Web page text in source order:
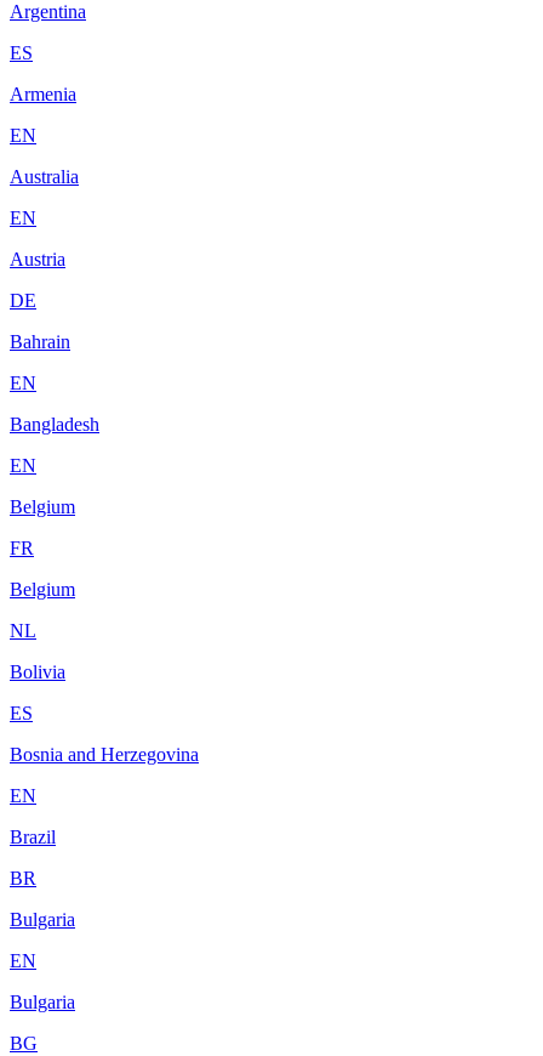
Argentina
ES
Armenia
EN
Australia
EN
Austria
DE
Bahrain
EN
Bangladesh
EN
Belgium
FR
Belgium
NL
Bolivia
ES
Bosnia and Herzegovina
EN
Brazil
BR
Bulgaria
EN
Bulgaria
BG